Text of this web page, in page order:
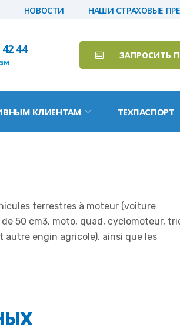
НОВОСТИ НАШИ СТРАХОВЫЕ
44 ЗАПРОСИТЬ
КЛИЕНТАМ ТЕХПАСПОРТ
terrestres à moteur (voiture
50 cm3, moto, quad, cyclomoteur,
engin agricole), ainsi que les